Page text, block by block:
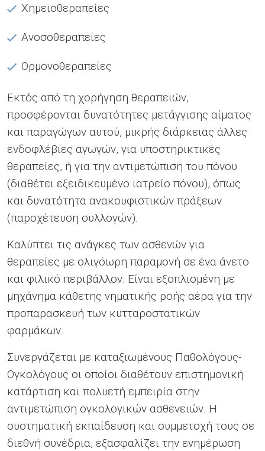
Χημειοθεραπείες
Ανοσοθεραπείες
Ορμονοθεραπείες
Εκτός από τη χορήγηση θεραπειών,
προσφέρονται δυνατότητες μετάγγισης αίματος
και παραγώγων αυτού, μικρής διάρκειας άλλες
ενδοφλέβιες αγωγών, για υποστηρικτικές
θεραπείες, ή για την αντιμετώπιση του πόνου
(διαθέτει εξειδικευμένο ιατρείο πόνου), όπως
και δυνατότητα ανακουφιστικών πράξεων
(παροχέτευση συλλογών).
Καλύπτει τις ανάγκες των ασθενών για
θεραπείες με ολιγόωρη παραμονή σε ένα άνετο
και φιλικό περιβάλλον. Είναι εξοπλισμένη με
μηχάνημα κάθετης νηματικής ροής αέρα για την
προπαρασκευή των κυτταροστατικών
φαρμάκων.
Συνεργάζεται με καταξιωμένους Παθολόγους-
Ογκολόγους οι οποίοι διαθέτουν επιστημονική
κατάρτιση και πολυετή εμπειρία στην
αντιμετώπιση ογκολογικών ασθενειών. Η
συστηματική εκπαίδευση και συμμετοχή τους σε
διεθνή συνέδρια, εξασφαλίζει την ενημέρωση